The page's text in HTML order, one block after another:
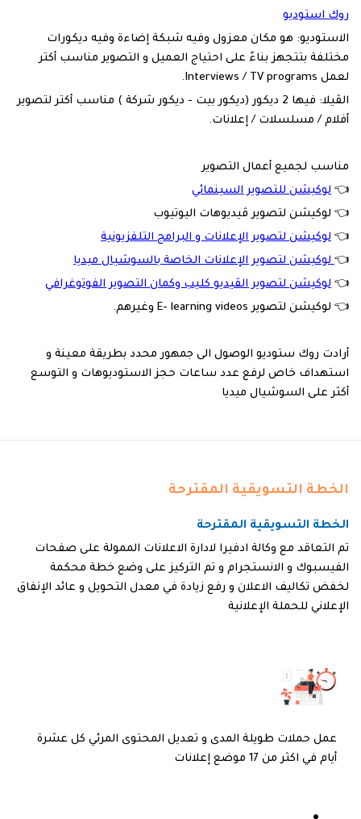
روك استوديو
الاستوديو: هو مكان معزول وفيه شبكة إضاءة وفيه ديكورات
مختلفة بتتجهز بناءً على احتياج العميل و التصوير مناسب أكتر
لعمل Interviews / TV programs.
الڤيلا: فيها 2 ديكور (ديكور بيت - ديكور شركة ) مناسب أكتر لتصوير
أفلام / مسلسلات / إعلانات.
مناسب لجميع أعمال التصوير
👈 لوكيشن للتصوير السينمائي
👈 لوكيشن لتصوير ڤيديوهات اليوتيوب
👈 لوكيشن لتصوير الإعلانات و البرامج التلفزيونية
👈 لوكيشن لتصوير الإعلانات الخاصة بالسوشيال ميديا
👈 لوكيشن لتصوير الڤيديو كليب وكمان التصوير الفوتوغرافي
👈 لوكيشن لتصوير E- learning videos وغيرهم.
أرادت روك ستوديو الوصول الى جمهور محدد بطريقة معينة و
استهداف خاص لرفع عدد ساعات حجز الاستوديوهات و التوسع
أكثر على السوشيال ميديا
الخطة التسويقية المقترحة
الخطة التسويقية المقترحة
تم التعاقد مع وكالة ادفيرا لادارة الاعلانات الممولة على صفحات
الفيسبوك و الانستجرام و تم التركيز على وضع خطة محكمة
لخفض تكاليف الاعلان و رفع زيادة في معدل التحويل و عائد الإنفاق
الإعلاني للحملة الإعلانية
عمل حملات طويلة المدى و تعديل المحتوى المرئي كل عشرة
أيام في اكثر من 17 موضع إعلانات